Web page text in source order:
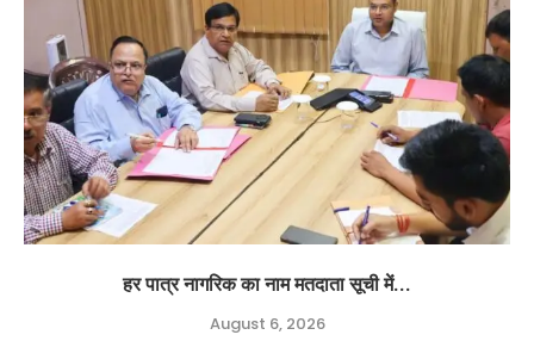
हर पात्र नागरिक का नाम मतदाता सूची में...
August 6, 2026